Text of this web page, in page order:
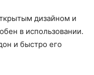
дизайном и
в использовании.
и быстро его